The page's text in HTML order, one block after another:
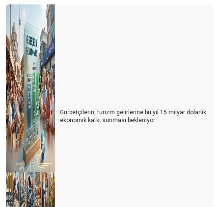
Gurbetçilerin, turizm gelirlerine bu yıl 15 milyar dolarlık
ekonomik katkı sunması bekleniyor